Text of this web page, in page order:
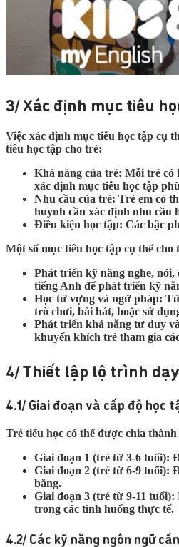
3/ Xác định mục tiêu
Việc xác định mục tiêu học tập cụ
tiêu học tập cho trẻ:
Khả năng của trẻ: Mỗi trẻ có
xác định mục tiêu học tập
Nhu cầu của trẻ: Trẻ em có
huynh cần xác định nhu cầu
Điều kiện học tập: Các bậc
Một số mục tiêu học tập cụ thể cho
Phát triển kỹ năng nghe,
tiếng Anh để phát triển kỹ
Học từ vựng và ngữ pháp:
trò chơi, bài hát, hoặc sử
Phát triển khả năng tư duy
khuyến khích trẻ tham gia
4/ Thiết lập lộ trình
4.1/ Giai đoạn và cấp độ học
Trẻ tiểu học có thể được chia
Giai đoạn 1 (trẻ từ 3-6 tuổi):
Giai đoạn 2 (trẻ từ 6-9 tuổi):
bằng.
Giai đoạn 3 (trẻ từ 9-11
trong các tình huống thực tế.
4.2/ Các kỹ năng ngôn ngữ